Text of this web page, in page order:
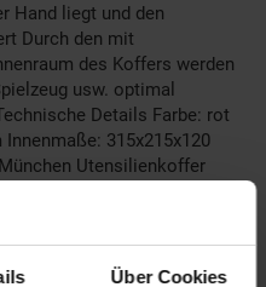
Über Cookies
Hand liegt und den
Durch den mit
des Koffers werden
usw. optimal
Details Farbe: rot
315x215x120
Utensilienkoffer
&